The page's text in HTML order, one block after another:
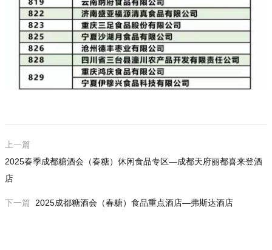
上一篇
2025春季成都糖酒会（春糖）休闲食品专区—成都天府丽都喜来登酒
店
下一篇 2025成都糖酒会（春糖）食品重点酒店—弗斯达酒店